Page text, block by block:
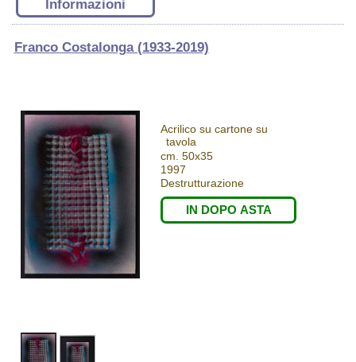
Informazioni
Franco Costalonga (1933-2019)
Acrilico su cartone su
tavola
cm. 50x35
1997
Destrutturazione
IN DOPO ASTA